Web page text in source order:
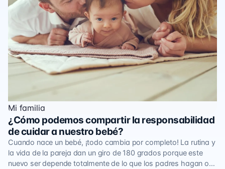
Mi familia
¿Cómo podemos compartir la responsabilidad
de cuidar a nuestro bebé?
Cuando nace un bebé, ¡todo cambia por completo! La rutina y
la vida de la pareja dan un giro de 180 grados porque este
nuevo ser depende totalmente de lo que los padres hagan o…